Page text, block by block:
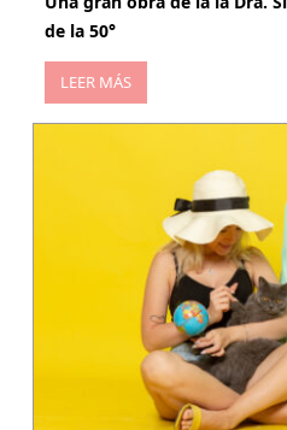
de la 50°
LEER MÁS